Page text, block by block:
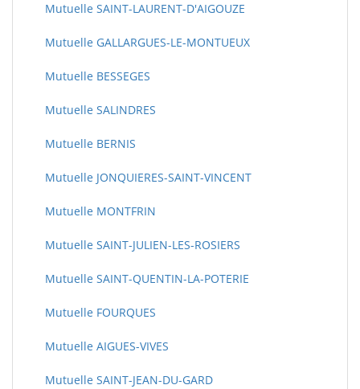
Mutuelle SAINT-LAURENT-D'AIGOUZE
Mutuelle GALLARGUES-LE-MONTUEUX
Mutuelle BESSEGES
Mutuelle SALINDRES
Mutuelle BERNIS
Mutuelle JONQUIERES-SAINT-VINCENT
Mutuelle MONTFRIN
Mutuelle SAINT-JULIEN-LES-ROSIERS
Mutuelle SAINT-QUENTIN-LA-POTERIE
Mutuelle FOURQUES
Mutuelle AIGUES-VIVES
Mutuelle SAINT-JEAN-DU-GARD